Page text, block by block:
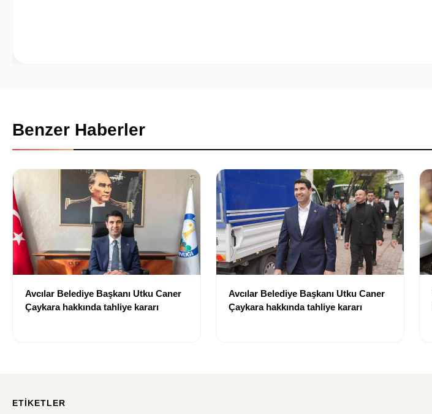
Benzer Haberler
Avcılar Belediye Başkanı Utku Caner
Çaykara hakkında tahliye kararı
Avcılar Belediye Başkanı Utku Caner
Çaykara hakkında tahliye kararı
ETIKETLER